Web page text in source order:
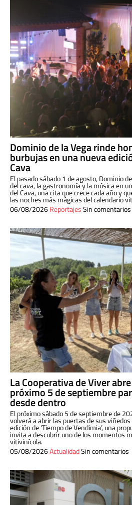
Dominio de la Vega rinde
burbujas en una nueva
Cava
El pasado sábado 1 de agosto, Dominio
del cava, la gastronomía y la música en
del Cava, una cita que crece cada año y
las noches más mágicas del calendario
06/08/2026ReportajesSin comentarios
La Cooperativa de Viver
próximo 5 de septiembre
desde dentro
El próximo sábado 5 de septiembre de
volverá a abrir las puertas de sus
edición de ‘Tiempo de Vendimia’, una
invita a descubrir uno de los momentos
vitivinícola.
05/08/2026ActualidadSin comentarios